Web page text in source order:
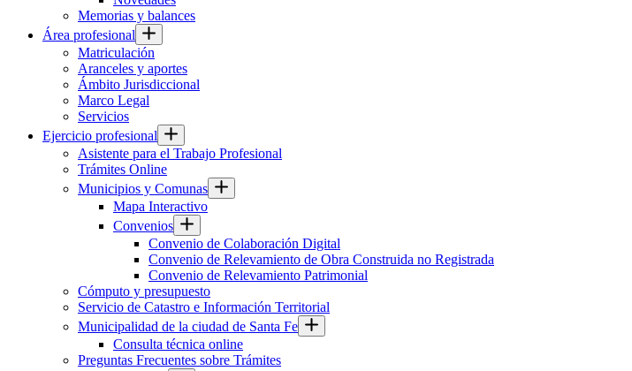
Memorias y balances
Área profesional
Matriculación
Aranceles y aportes
Ámbito Jurisdiccional
Marco Legal
Servicios
Ejercicio profesional
Asistente para el Trabajo Profesional
Trámites Online
Municipios y Comunas
Mapa Interactivo
Convenios
Convenio de Colaboración Digital
Convenio de Relevamiento de Obra Construida no Registrada
Convenio de Relevamiento Patrimonial
Cómputo y presupuesto
Servicio de Catastro e Información Territorial
Municipalidad de la ciudad de Santa Fe
Consulta técnica online
Preguntas Frecuentes sobre Trámites